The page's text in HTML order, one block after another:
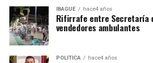
IBAGUÉ hace4 años
Rifirrafe entre Secretaría
vendedores ambulantes
POLÍTICA hace4 años